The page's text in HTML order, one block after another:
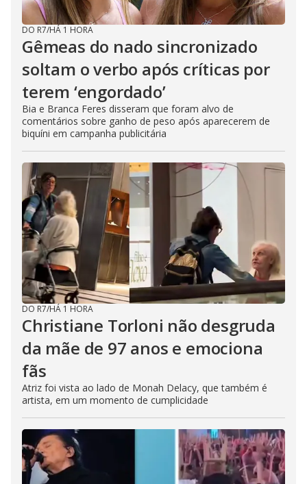
DO R7/HÁ 1 HORA
Gêmeas do nado sincronizado
soltam o verbo após críticas por
terem ‘engordado’
Bia e Branca Feres disseram que foram alvo de
comentários sobre ganho de peso após aparecerem de
biquíni em campanha publicitária
DO R7/HÁ 1 HORA
Christiane Torloni não desgruda
da mãe de 97 anos e emociona
fãs
Atriz foi vista ao lado de Monah Delacy, que também é
artista, em um momento de cumplicidade